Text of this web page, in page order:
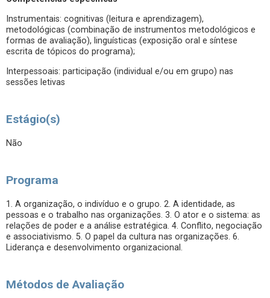
Instrumentais: cognitivas (leitura e aprendizagem),
metodológicas (combinação de instrumentos metodológicos e
formas de avaliação), linguísticas (exposição oral e síntese
escrita de tópicos do programa);
Interpessoais: participação (individual e/ou em grupo) nas
sessões letivas
Estágio(s)
Não
Programa
1. A organização, o indivíduo e o grupo. 2. A identidade, as
pessoas e o trabalho nas organizações. 3. O ator e o sistema: as
relações de poder e a análise estratégica. 4. Conflito, negociação
e associativismo. 5. O papel da cultura nas organizações. 6.
Liderança e desenvolvimento organizacional.
Métodos de Avaliação